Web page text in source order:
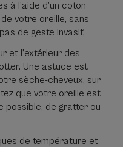
à l’aide d’un coton
votre oreille, sans
de geste invasif,
et l’extérieur des
Une astuce est
sèche-cheveux, sur
que votre oreille est
possible, de gratter ou
de température et